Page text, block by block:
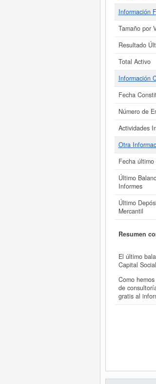
Información
Tamaño por
Resultado
Total Activo
Información
Fecha
Número de
Actividades
Otra
Fecha último
Último
Informes
Último
Mercantil
Resumen
El último
Capital
Como
de
gratis al